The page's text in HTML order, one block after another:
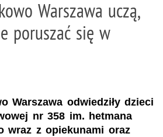
Warszawa uczą,
poruszać się w
Warszawa odwiedziły dzieci
nr 358 im. hetmana
wraz z opiekunami oraz